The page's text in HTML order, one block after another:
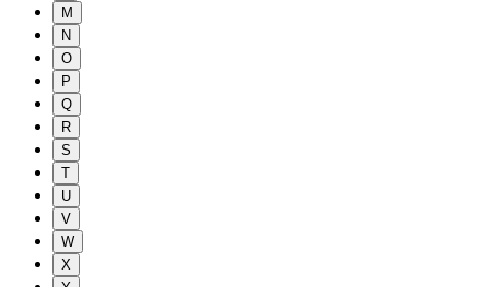
M
N
O
P
Q
R
S
T
U
V
W
X